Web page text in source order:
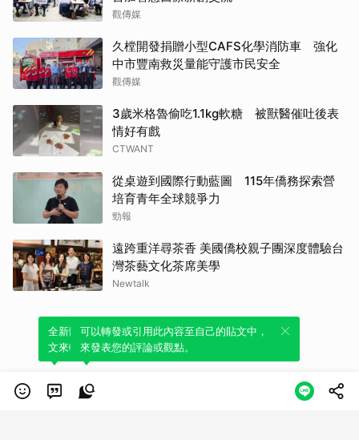
觀傳媒
久樘開發捐贈小型CAFS化學消防車 強化
中市豐南救災量能守護市民安全
觀傳媒
3歲米格魯偷吃1.1kg軟糖 被獸醫催吐後表
情好有戲
CTWANT
從桌遊到國際行動藍圖 115年僑務探索營
培育青年全球競爭力
勁報
遠跨重洋尋茶香 美國僑校親子團深度體驗台
灣茶藝文化茶席美學
Newtalk
全新體驗！一鍵引用此內容，透過發布貼
文來輕鬆表達個人立場。
可以轉發或引用此內容至自己的貼文中，
來發表您的評論或觀點。